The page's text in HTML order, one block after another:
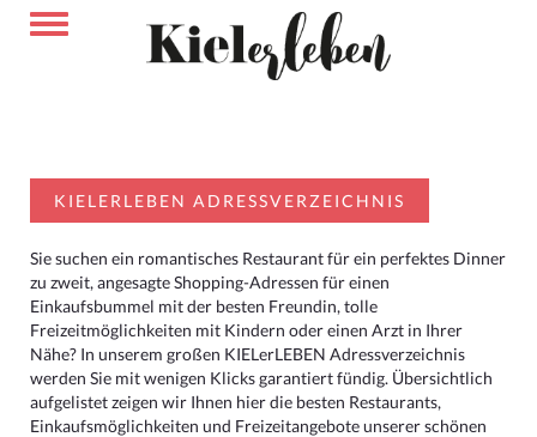
KIELERLEBEN ADRESSVERZEICHNIS
Sie suchen ein romantisches Restaurant für ein perfektes Dinner
zu zweit, angesagte Shopping-Adressen für einen
Einkaufsbummel mit der besten Freundin, tolle
Freizeitmöglichkeiten mit Kindern oder einen Arzt in Ihrer
Nähe? In unserem großen KIELerLEBEN Adressverzeichnis
werden Sie mit wenigen Klicks garantiert fündig. Übersichtlich
aufgelistet zeigen wir Ihnen hier die besten Restaurants,
Einkaufsmöglichkeiten und Freizeitangebote unserer schönen